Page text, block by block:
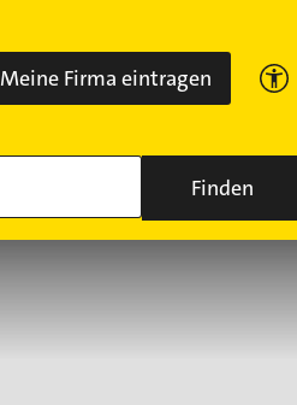
Meine Firma eintragen
Finden